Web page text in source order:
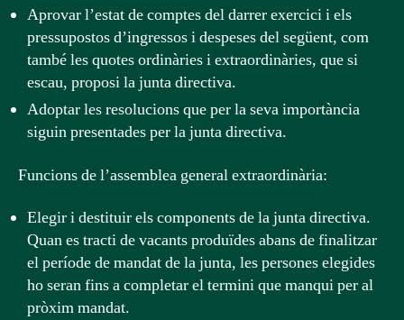
Aprovar l’estat de comptes del darrer exercici i els
pressupostos d’ingressos i despeses del següent, com
també les quotes ordinàries i extraordinàries, que si
escau, proposi la junta directiva.
Adoptar les resolucions que per la seva importància
siguin presentades per la junta directiva.
Funcions de l’assemblea general extraordinària:
Elegir i destituir els components de la junta directiva.
Quan es tracti de vacants produïdes abans de finalitzar
el període de mandat de la junta, les persones elegides
ho seran fins a completar el termini que manqui per al
pròxim mandat.